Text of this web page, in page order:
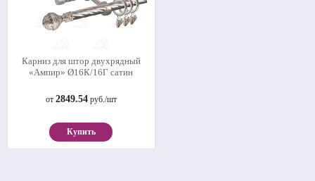
Карниз для штор двухрядный
«Ампир» Ø16К/16Г сатин
от 2849.54руб./шт
Купить